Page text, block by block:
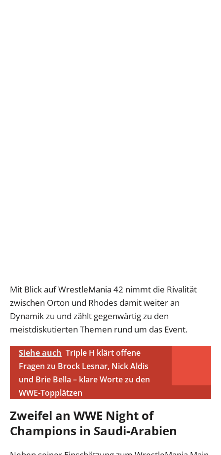
Mit Blick auf WrestleMania 42 nimmt die Rivalität
zwischen Orton und Rhodes damit weiter an
Dynamik zu und zählt gegenwärtig zu den
meistdiskutierten Themen rund um das Event.
Siehe auch Triple H klärt offene
Fragen zu Brock Lesnar, Nick Aldis
und Brie Bella – klare Worte zu den
WWE-Topplätzen
Zweifel an WWE Night of
Champions in Saudi-Arabien